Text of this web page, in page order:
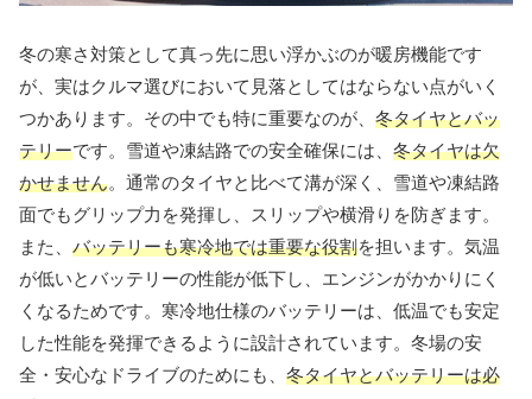
冬の寒さ対策として真っ先に思い浮かぶのが暖房機能です
が、実はクルマ選びにおいて見落としてはならない点がいく
つかあります。その中でも特に重要なのが、 冬タイヤとバッ
テリーです。雪道や凍結路での安全確保には、 冬タイヤは欠
かせません。通常のタイヤと比べて溝が深く、雪道や凍結路
面でもグリップ力を発揮し、スリップや横滑りを防ぎます。
また、 バッテリーも寒冷地では重要な役割を担います。気温
が低いとバッテリーの性能が低下し、エンジンがかかりにく
くなるためです。寒冷地仕様のバッテリーは、低温でも安定
した性能を発揮できるように設計されています。冬場の安
全・安心なドライブのためにも、 冬タイヤとバッテリーは必